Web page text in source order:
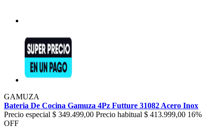
GAMUZA
Bateria De Cocina Gamuza 4Pz Futture 31082 Acero Inox
Precio especial $ 349.499,00 Precio habitual $ 413.999,00 16%
OFF